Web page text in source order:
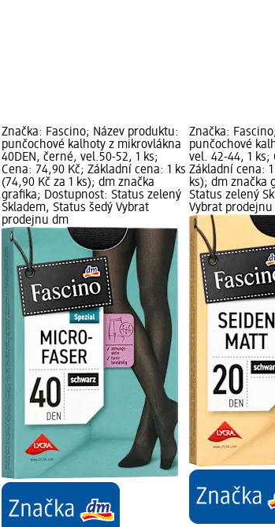
Značka: Fascino; Název produktu:
punčochové kalhoty z mikrovlákna
40DEN, černé, vel.50-52, 1 ks;
Cena: 74,90 Kč; Základní cena: 1 ks
(74,90 Kč za 1 ks); dm značka
grafika; Dostupnost: Status zelený
Skladem, Status šedý Vybrat
prodejnu dm
Značka:
punčochové
vel. 42-44, 1 ks;
Základní cena:
ks); dm značka
Status zelený
Vybrat prodejnu